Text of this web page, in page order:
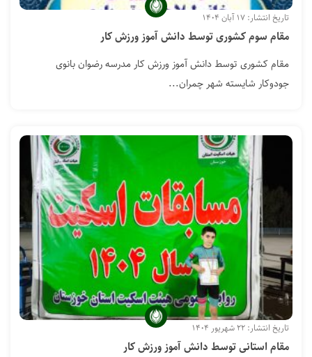
تاریخ انتشار: ۱۷ آبان ۱۴۰۴
مقام سوم کشوری توسط دانش آموز ورزش کار
مقام کشوری توسط دانش آموز ورزش کار مدرسه رضوان بانوی
جودوکار شایسته شهر چمران...
تاریخ انتشار: ۲۲ شهریور ۱۴۰۴
مقام استانی توسط دانش آموز ورزش کار